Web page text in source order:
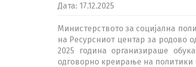
Дата: 17.12.2025
Министерството за социјална
на Ресурсниот центар за родово
2025 година организираше
одговорно креирање на политики